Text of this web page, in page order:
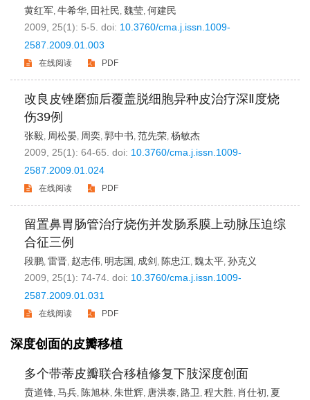
黄红军, 牛希华, 田社民, 魏莹, 何建民
2009, 25(1): 5-5. doi: 10.3760/cma.j.issn.1009-
2587.2009.01.003
在线阅读 PDF
改良皮锉磨痂后覆盖脱细胞异种皮治疗深Ⅱ度烧
伤39例
张毅, 周松晏, 周奕, 郭中书, 范先荣, 杨敏杰
2009, 25(1): 64-65. doi: 10.3760/cma.j.issn.1009-
2587.2009.01.024
在线阅读 PDF
留置鼻胃肠管治疗烧伤并发肠系膜上动脉压迫综
合征三例
段鹏, 雷晋, 赵志伟, 明志国 , 成剑 , 陈忠江, 魏太平, 孙克义
2009, 25(1): 74-74. doi: 10.3760/cma.j.issn.1009-
2587.2009.01.031
在线阅读 PDF
深度创面的皮瓣移植
多个带蒂皮瓣联合移植修复下肢深度创面
贲道锋, 马兵, 陈旭林, 朱世辉, 唐洪泰, 路卫 , 程大胜, 肖仕初, 夏